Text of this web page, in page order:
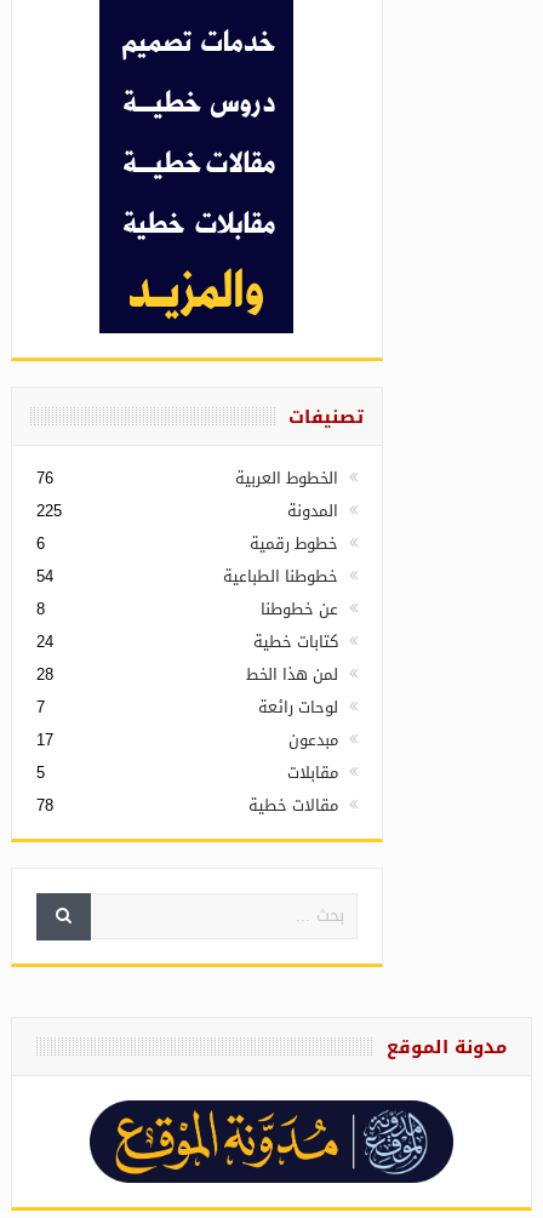
تصنيفات
الخطوط العربية 76
المدونة 225
خطوط رقمية 6
خطوطنا الطباعية 54
عن خطوطنا 8
كتابات خطية 24
لمن هذا الخط 28
لوحات رائعة 7
مبدعون 17
مقابلات 5
مقالات خطية 78
مدونة الموقع